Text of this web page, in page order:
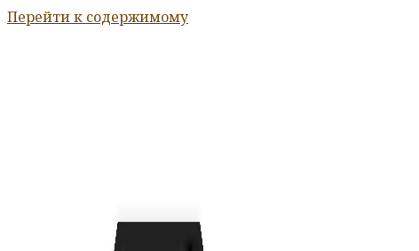
Перейти к содержимому